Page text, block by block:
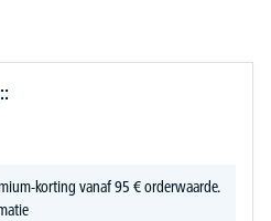
korting vanaf 95 € orderwaarde.